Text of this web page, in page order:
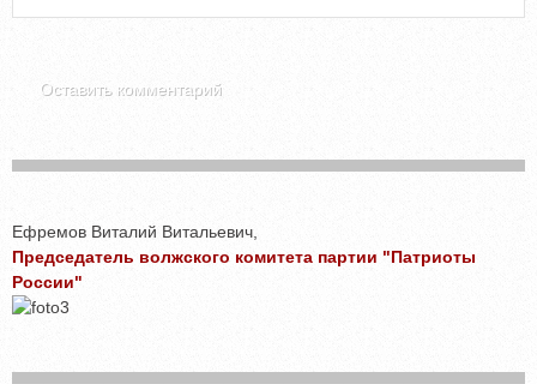
Ефремов Виталий Витальевич,
Председатель волжского комитета партии "Патриоты
России"